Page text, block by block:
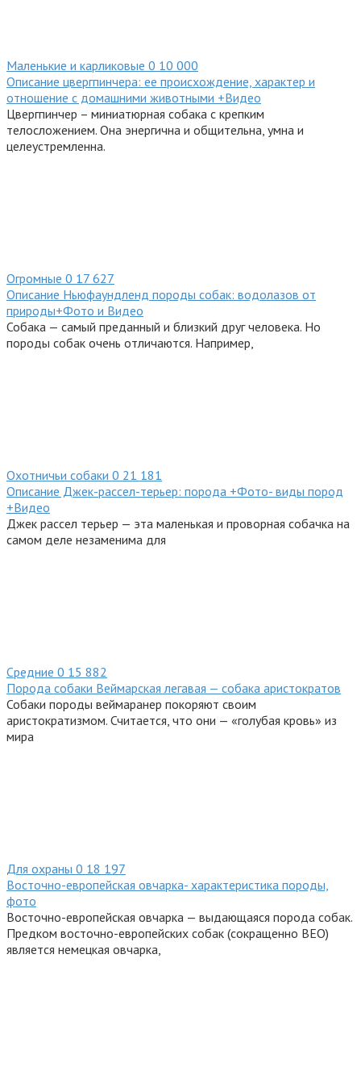
Маленькие и карликовые 0 10 000
Описание цвергпинчера: ее происхождение, характер и
отношение с домашними животными +Видео
Цвергпинчер – миниатюрная собака с крепким
телосложением. Она энергична и общительна, умна и
целеустремленна.
Огромные 0 17 627
Описание Ньюфаундленд породы собак: водолазов от
природы+Фото и Видео
Собака — самый преданный и близкий друг человека. Но
породы собак очень отличаются. Например,
Охотничьи собаки 0 21 181
Описание Джек-рассел-терьер: порода +Фото- виды пород
+Видео
Джек рассел терьер — эта маленькая и проворная собачка на
самом деле незаменима для
Средние 0 15 882
Порода собаки Веймарская легавая — собака аристократов
Собаки породы веймаранер покоряют своим
аристократизмом. Считается, что они — «голубая кровь» из
мира
Для охраны 0 18 197
Восточно-европейская овчарка- характеристика породы,
фото
Восточно-европейская овчарка — выдающаяся порода собак.
Предком восточно-европейских собак (сокращенно ВЕО)
является немецкая овчарка,